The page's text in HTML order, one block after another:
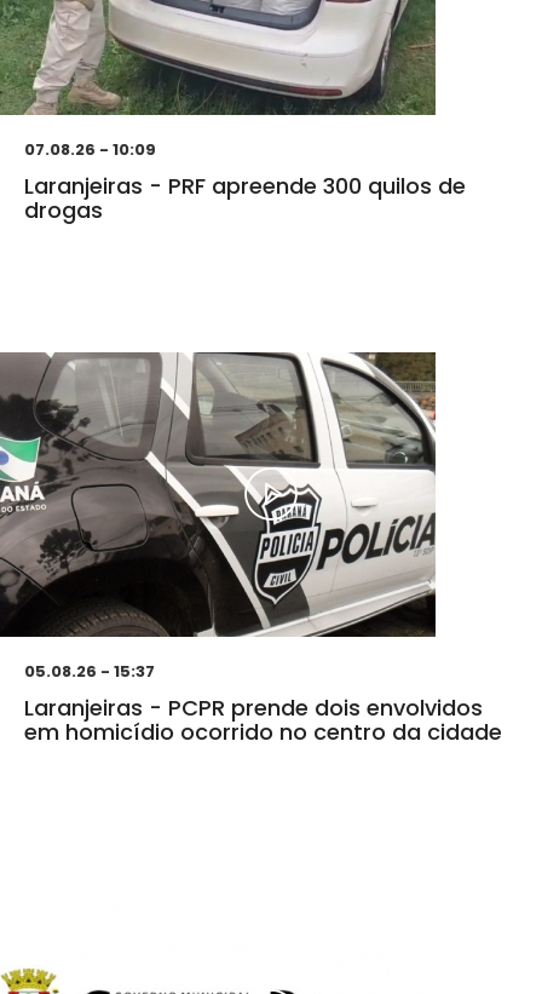
07.08.26 - 10:09
Laranjeiras - PRF apreende 300 quilos de
drogas
05.08.26 - 15:37
Laranjeiras - PCPR prende dois envolvidos
em homicídio ocorrido no centro da cidade